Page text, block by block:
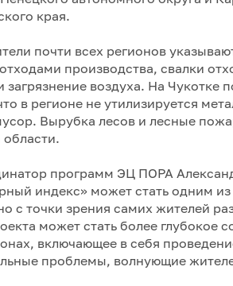
края.
почти всех регионов
производства, свалки
воздуха. На Чукотке
в регионе не утилизируется
Вырубка лесов и лесные
программ ЭЦ ПОРА
индекс» может стать одним
с точки зрения самих жителей
может стать более глубокое
включающее в себя
проблемы, волнующие